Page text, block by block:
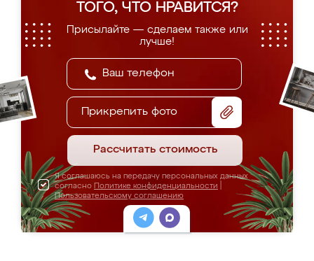
ТОГО, ЧТО НРАВИТСЯ?
Присылайте — сделаем также или
лучше!
Прикрепить фото
Рассчитать стоимость
Я соглашаюсь на передачу персональных данных
согласно Политике конфиденциальности
Пользовательскому соглашению